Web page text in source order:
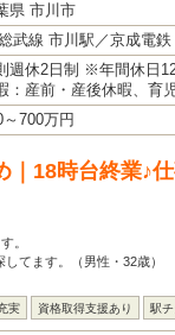
県 市川市
武線 市川駅／京成電
週休2日制 ※年間休日
：産前・産後休暇、育
～700万円
18時台終業♪
。
てます。（男性・32歳）
実 資格取得支援あり 駅チ